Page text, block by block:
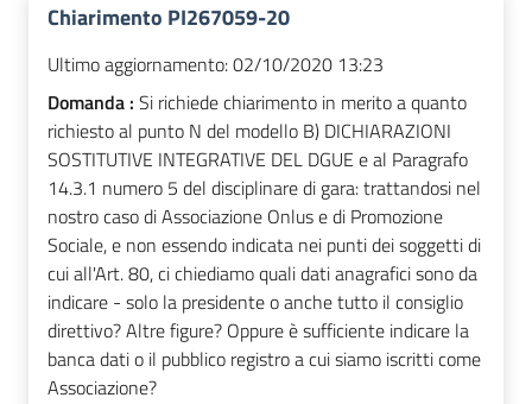
Chiarimento PI267059-20
Ultimo aggiornamento:02/10/2020 13:23
Domanda : Si richiede chiarimento in merito a quanto
richiesto al punto N del modello B) DICHIARAZIONI
SOSTITUTIVE INTEGRATIVE DEL DGUE e al Paragrafo
14.3.1 numero 5 del disciplinare di gara: trattandosi nel
nostro caso di Associazione Onlus e di Promozione
Sociale, e non essendo indicata nei punti dei soggetti di
cui all'Art. 80, ci chiediamo quali dati anagrafici sono da
indicare - solo la presidente o anche tutto il consiglio
direttivo? Altre figure? Oppure è sufficiente indicare la
banca dati o il pubblico registro a cui siamo iscritti come
Associazione?